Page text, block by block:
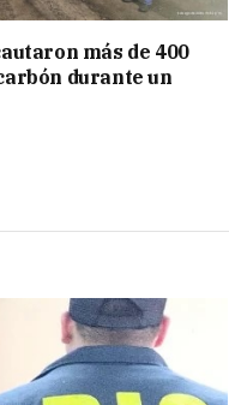
más de 400
durante un